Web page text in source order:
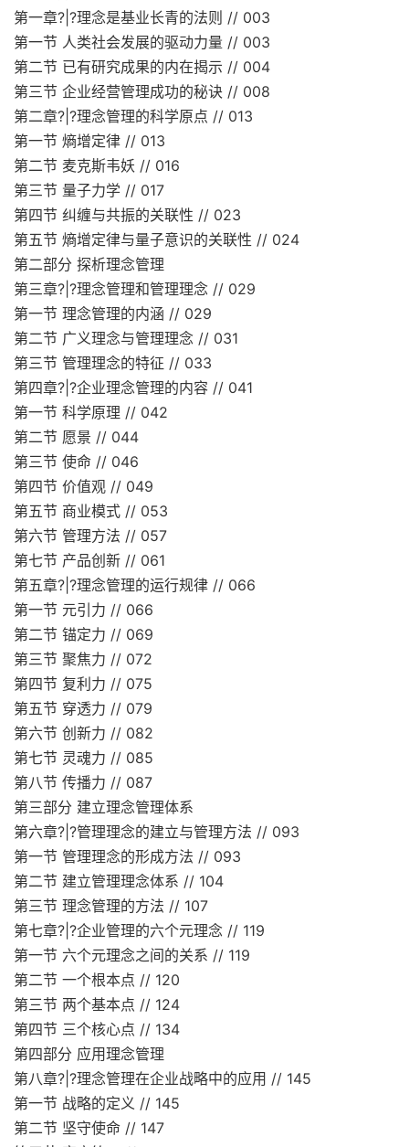
第一章?|?理念是基业长青的法则 // 003
第一节 人类社会发展的驱动力量 // 003
第二节 已有研究成果的内在揭示 // 004
第三节 企业经营管理成功的秘诀 // 008
第二章?|?理念管理的科学原点 // 013
第一节 熵增定律 // 013
第二节 麦克斯韦妖 // 016
第三节 量子力学 // 017
第四节 纠缠与共振的关联性 // 023
第五节 熵增定律与量子意识的关联性 // 024
第二部分 探析理念管理
第三章?|?理念管理和管理理念 // 029
第一节 理念管理的内涵 // 029
第二节 广义理念与管理理念 // 031
第三节 管理理念的特征 // 033
第四章?|?企业理念管理的内容 // 041
第一节 科学原理 // 042
第二节 愿景 // 044
第三节 使命 // 046
第四节 价值观 // 049
第五节 商业模式 // 053
第六节 管理方法 // 057
第七节 产品创新 // 061
第五章?|?理念管理的运行规律 // 066
第一节 元引力 // 066
第二节 锚定力 // 069
第三节 聚焦力 // 072
第四节 复利力 // 075
第五节 穿透力 // 079
第六节 创新力 // 082
第七节 灵魂力 // 085
第八节 传播力 // 087
第三部分 建立理念管理体系
第六章?|?管理理念的建立与管理方法 // 093
第一节 管理理念的形成方法 // 093
第二节 建立管理理念体系 // 104
第三节 理念管理的方法 // 107
第七章?|?企业管理的六个元理念 // 119
第一节 六个元理念之间的关系 // 119
第二节 一个根本点 // 120
第三节 两个基本点 // 124
第四节 三个核心点 // 134
第四部分 应用理念管理
第八章?|?理念管理在企业战略中的应用 // 145
第一节 战略的定义 // 145
第二节 坚守使命 // 147